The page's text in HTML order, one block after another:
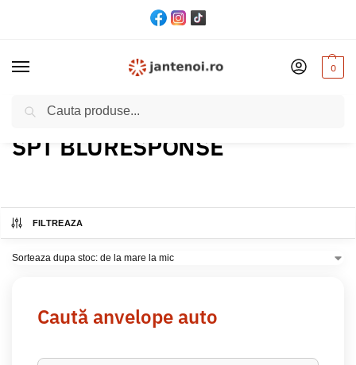
0
Acasă Produs Model / SPT BLURESPONSE
SPT BLURESPONSE
FILTREAZA
Caută anvelope auto